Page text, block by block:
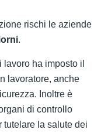
rischi le aziende
.
lavoro ha imposto il
lavoratore, anche
Inoltre è
di controllo
tutelare la salute dei